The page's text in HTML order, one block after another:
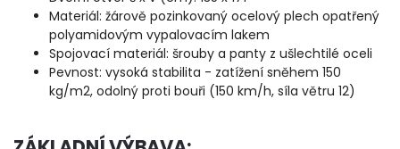
Materiál: žárově pozinkovaný ocelový plech opatřený
polyamidovým vypalovacím lakem
Spojovací materiál: šrouby a panty z ušlechtilé oceli
Pevnost: vysoká stabilita - zatížení sněhem 150
kg/m2, odolný proti bouři (150 km/h, síla větru 12)